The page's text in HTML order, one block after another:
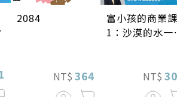
2084
NT$ 364
富小孩的商業課
1：沙漠的水一
NT$